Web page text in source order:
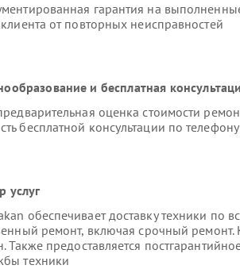
гарантия на
от повторных неисправностей
и бесплатная
оценка стоимости
бесплатной консультации по
услуг
обеспечивает доставку техники по
ремонт, включая срочный ремонт.
Также предоставляется
техники